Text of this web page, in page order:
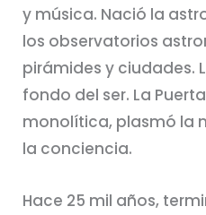
y música. Nació la
los observatorios
pirámides y ciudades.
fondo del ser. La
monolítica, plasmó la
la conciencia.
Hace 25 mil años,